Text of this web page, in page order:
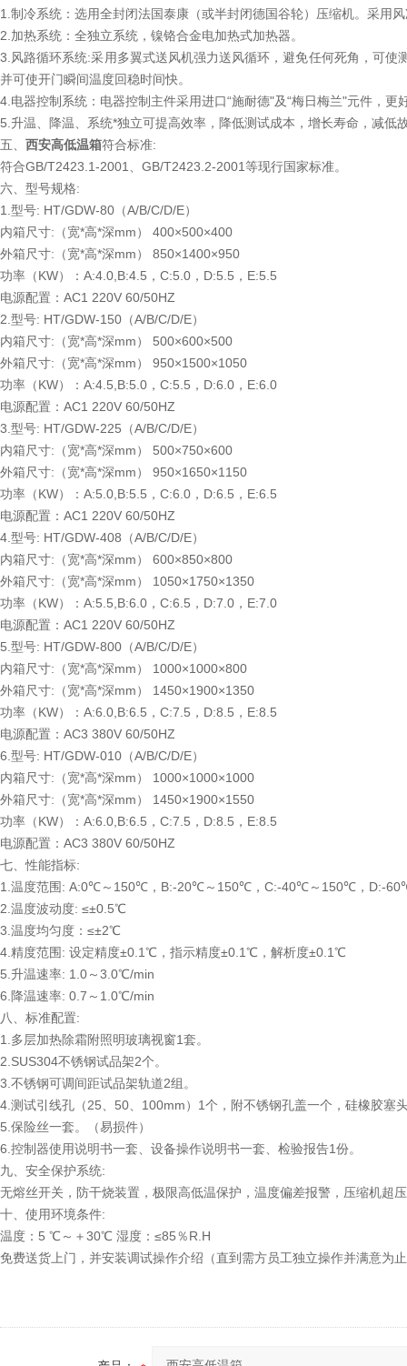
1.制冷系统：选用全封闭法国泰康（或半封闭德国谷轮）压缩机。采用
2.加热系统：全独立系统，镍铬合金电加热式加热器。
3.风路循环系统:采用多翼式送风机强力送风循环，避免任何死角，可
并可使开门瞬间温度回稳时间快。
4.电器控制系统：电器控制主件采用进口“施耐德"及“梅日梅兰"元件，更
5.升温、降温、系统*独立可提高效率，降低测试成本，增长寿命，减
五、 西安高低温箱符合标准:
符合GB/T2423.1-2001、GB/T2423.2-2001等现行国家标准。
六、型号规格:
1.型号: HT/GDW-80（A/B/C/D/E）
内箱尺寸:（宽*高*深mm） 400×500×400
外箱尺寸:（宽*高*深mm） 850×1400×950
功率（KW）：A:4.0,B:4.5，C:5.0，D:5.5，E:5.5
电源配置：AC1 220V 60/50HZ
2.型号: HT/GDW-150（A/B/C/D/E）
内箱尺寸:（宽*高*深mm） 500×600×500
外箱尺寸:（宽*高*深mm） 950×1500×1050
功率（KW）：A:4.5,B:5.0，C:5.5，D:6.0，E:6.0
电源配置：AC1 220V 60/50HZ
3.型号: HT/GDW-225（A/B/C/D/E）
内箱尺寸:（宽*高*深mm） 500×750×600
外箱尺寸:（宽*高*深mm） 950×1650×1150
功率（KW）：A:5.0,B:5.5，C:6.0，D:6.5，E:6.5
电源配置：AC1 220V 60/50HZ
4.型号: HT/GDW-408（A/B/C/D/E）
内箱尺寸:（宽*高*深mm） 600×850×800
外箱尺寸:（宽*高*深mm） 1050×1750×1350
功率（KW）：A:5.5,B:6.0，C:6.5，D:7.0，E:7.0
电源配置：AC1 220V 60/50HZ
5.型号: HT/GDW-800（A/B/C/D/E）
内箱尺寸:（宽*高*深mm） 1000×1000×800
外箱尺寸:（宽*高*深mm） 1450×1900×1350
功率（KW）：A:6.0,B:6.5，C:7.5，D:8.5，E:8.5
电源配置：AC3 380V 60/50HZ
6.型号: HT/GDW-010（A/B/C/D/E）
内箱尺寸:（宽*高*深mm） 1000×1000×1000
外箱尺寸:（宽*高*深mm） 1450×1900×1550
功率（KW）：A:6.0,B:6.5，C:7.5，D:8.5，E:8.5
电源配置：AC3 380V 60/50HZ
七、性能指标:
1.温度范围: A:0℃～150℃，B:-20℃～150℃，C:-40℃～150℃，D:-
2.温度波动度: ≤±0.5℃
3.温度均匀度：≤±2℃
4.精度范围: 设定精度±0.1℃，指示精度±0.1℃，解析度±0.1℃
5.升温速率: 1.0～3.0℃/min
6.降温速率: 0.7～1.0℃/min
八、标准配置:
1.多层加热除霜附照明玻璃视窗1套。
2.SUS304不锈钢试品架2个。
3.不锈钢可调间距试品架轨道2组。
4.测试引线孔（25、50、100mm）1个，附不锈钢孔盖一个，硅橡胶塞
5.保险丝一套。（易损件）
6.控制器使用说明书一套、设备操作说明书一套、检验报告1份。
九、安全保护系统:
无熔丝开关，防干烧装置，极限高低温保护，温度偏差报警，压缩机超
十、使用环境条件:
温度：5 ℃～＋30℃ 湿度：≤85％R.H
免费送货上门，并安装调试操作介绍（直到需方员工独立操作并满意为